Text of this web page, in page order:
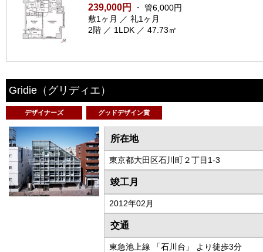
239,000円
・ 管6,000円
敷1ヶ月 ／ 礼1ヶ月
2階 ／ 1LDK ／ 47.73㎡
Gridie （グリディエ）
デザイナーズ グッドデザイン賞
所在地
東京都大田区石川町２丁目1-3
竣工月
2012年02月
交通
東急池上線 「石川台」 より徒歩3分